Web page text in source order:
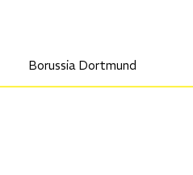
Borussia Dortmund